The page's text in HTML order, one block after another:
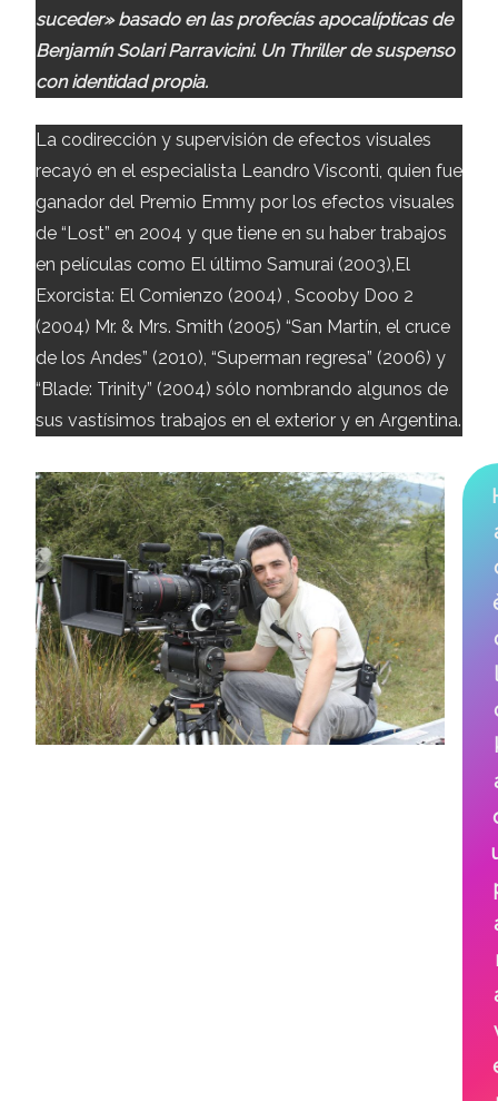
suceder» basado en las profecías apocalípticas de
Benjamín Solari Parravicini. Un Thriller de suspenso
con identidad propia.
La codirección y supervisión de efectos visuales
recayó en el especialista Leandro Visconti, quien fue
ganador del Premio Emmy por los efectos visuales
de “Lost” en 2004 y que tiene en su haber trabajos
en películas como El último Samurai (2003),El
Exorcista: El Comienzo (2004) , Scooby Doo 2
(2004) Mr. & Mrs. Smith (2005) “San Martín, el cruce
de los Andes” (2010), “Superman regresa” (2006) y
“Blade: Trinity” (2004) sólo nombrando algunos de
sus vastísimos trabajos en el exterior y en Argentina.